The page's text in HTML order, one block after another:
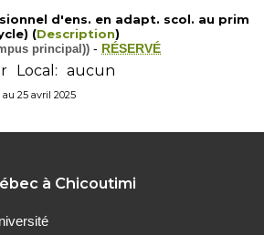
d'ens. en adapt. scol. au prim
(Description)
principal)) - RÉSERVÉ
Local: aucun
25 avril 2025
à Chicoutimi